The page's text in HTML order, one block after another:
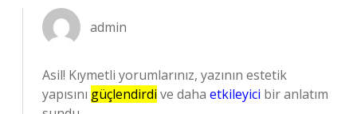
admin
Asil! Kıymetli yorumlarınız, yazının estetik
yapısını güçlendirdi ve daha etkileyici bir anlatım